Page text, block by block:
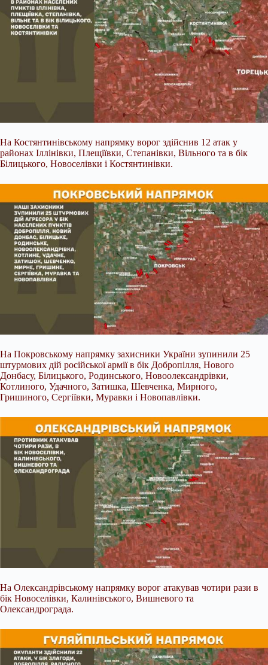
На Костянтинівському напрямку ворог здійснив 12 атак у
районах Іллінівки, Плещіївки, Степанівки, Вільного та в бік
Білицького, Новоселівки і Костянтинівки.
На Покровському напрямку захисники України зупинили 25
штурмових дій російської армії в бік Добропілля, Нового
Донбасу, Білицького, Родинського, Новоолександрівки,
Котлиного, Удачного, Затишка, Шевченка, Мирного,
Гришиного, Сергіївки, Муравки і Новопавлівки.
На Олександрівському напрямку ворог атакував чотири рази в
бік Новоселівки, Калинівського, Вишневого та
Олександрограда.